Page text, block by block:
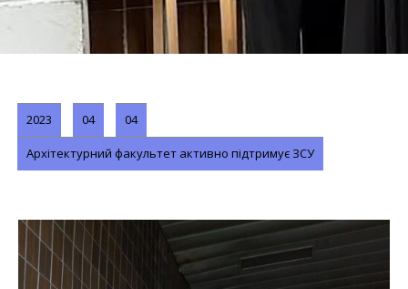
2023 04 04
Архітектурний факультет активно підтримує ЗСУ